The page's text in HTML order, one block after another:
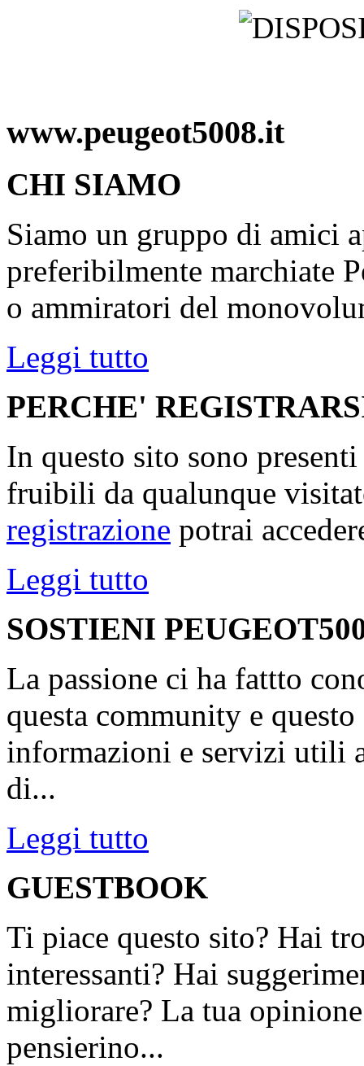
www.peugeot5008.it
CHI SIAMO
Siamo un gruppo di amici
preferibilmente marchiate
o ammiratori del
Leggi tutto
PERCHE'
In questo sito sono
fruibili da qualunque
registrazione potrai
Leggi tutto
SOSTIENI
La passione ci ha fattto
questa community e
informazioni e servizi utili
di...
Leggi tutto
GUESTBOOK
Ti piace questo sito? Hai
interessanti? Hai
migliorare? La tua
pensierino...